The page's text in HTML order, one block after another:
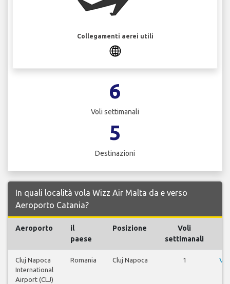
Collegamenti aerei utili
6
Voli settimanali
5
Destinazioni
In quali località vola Wizz Air Malta da e verso
Aeroporto Catania?
Aeroporto
il
paese
Posizione
Voli
settimanali
Cluj Napoca
International
Airport (CLJ)
Romania Cluj Napoca 1